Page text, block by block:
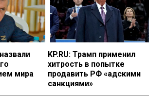
мира
KP.RU: Трамп применил
хитрость в попытке
продавить РФ «адскими
санкциями»